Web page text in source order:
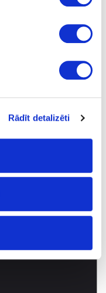
Rādīt detalizēti